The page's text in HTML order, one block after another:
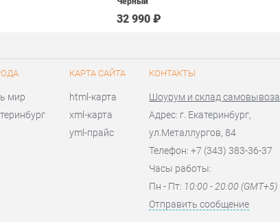
32 990 ₽
мир
КАРТА САЙТА
html-карта
xml-карта
yml-прайс
КОНТАКТЫ
Шоурум и склад самовывоза
Адрес: г. Екатеринбург,
ул.Металлургов, 84
Телефон: +7 (343) 383-36-37
Часы работы:
Пн - Пт: 10:00 - 20:00 (GMT+5)
Отправить сообщение